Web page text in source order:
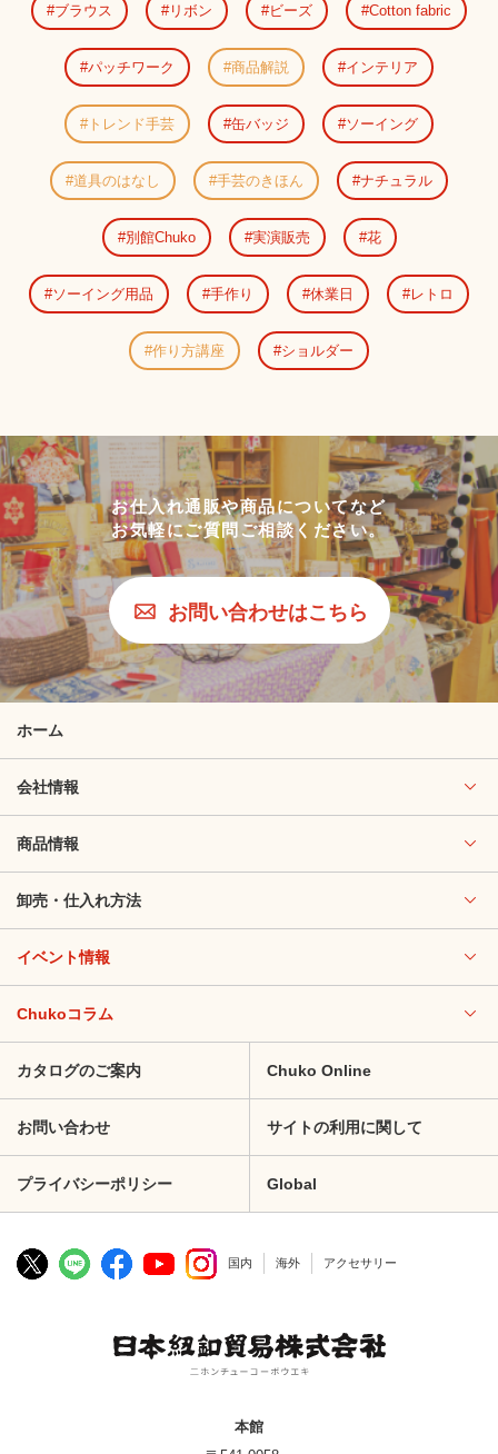
ブラウス リボン ビーズ Cotton fabric
パッチワーク 商品解説 インテリア
トレンド手芸 缶バッジ ソーイング
道具のはなし 手芸のきほん ナチュラル
別館Chuko 実演販売 花
ソーイング用品 手作り 休業日 レトロ
作り方講座 ショルダー
お仕入れ通販や商品についてなど
お気軽にご質問ご相談ください。
お問い合わせはこちら
ホーム
会社情報
商品情報
卸売・仕入れ方法
イベント情報
Chukoコラム
カタログのご案内 Chuko Online
お問い合わせ サイトの利用に関して
プライバシーポリシー Global
国内 海外 アクセサリー
本館